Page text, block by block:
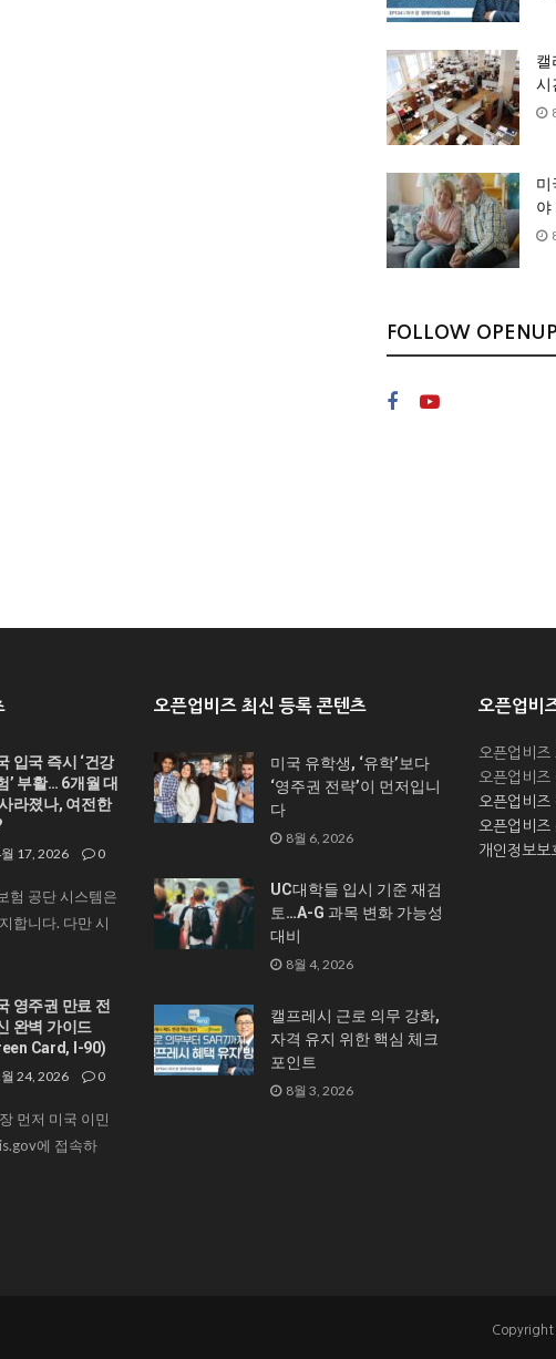
캘
시
미
야
FOLLOW
입국 즉시 ‘건강
’ 부활… 6개월 대
라졌나, 여전한
17, 2026 0
험 공단 시스템은
합니다. 다만 시
영주권 만료 전
완벽 가이드
Card, I-90)
24, 2026 0
먼저 미국 이민
에 접속하
오픈업비즈 최신 등록 콘텐츠
미국 유학생, ‘유학’보다
‘영주권 전략’이 먼저입니
다
8월 6, 2026
UC대학들 입시 기준 재검
토…A-G 과목 변화 가능성
대비
8월 4, 2026
캘프레시 근로 의무 강화,
자격 유지 위한 핵심 체크
포인트
8월 3, 2026
오픈업비
오픈업비즈
오픈업비즈
오픈업비즈
오픈업비즈
개인정보보
Copyright